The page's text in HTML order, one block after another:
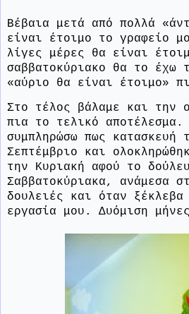
Βέβαια μετά από πολλά
είναι έτοιμο το γραφείο
λίγες μέρες θα είναι
σαββατοκύριακο θα το έχω
«αύριο θα είναι έτοιμο»
Στο τέλος βάλαμε και την
πια το τελικό αποτέλεσμα.
συμπληρώσω πως κατασκευή
Σεπτέμβριο και
την Κυριακή αφού το
Σαββατοκύριακα, ανάμεσα
δουλειές και όταν
εργασία μου. Δυόμιση